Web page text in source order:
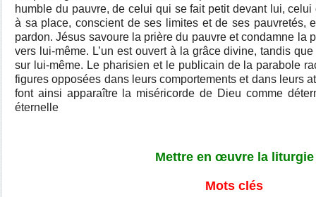
humble du pauvre, de celui qui se fait petit devant lui,
à sa place, conscient de ses limites et de ses pauvretés,
pardon. Jésus savoure la prière du pauvre et condamne la
vers lui-même. L’un est ouvert à la grâce divine, tandis
sur lui-même. Le pharisien et le publicain de la parabole
figures opposées dans leurs comportements et dans leurs
font ainsi apparaître la miséricorde de Dieu comme
éternelle
Mettre en œuvre la liturgie
Mots clés